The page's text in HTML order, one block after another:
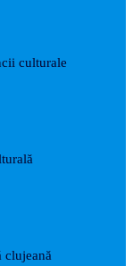
culturale
clujeană